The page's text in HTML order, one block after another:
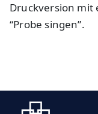
Druckversion mit
“Probe singen”.